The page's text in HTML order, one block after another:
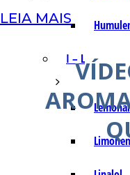
I – L
Lemonal
LEIA MAIS